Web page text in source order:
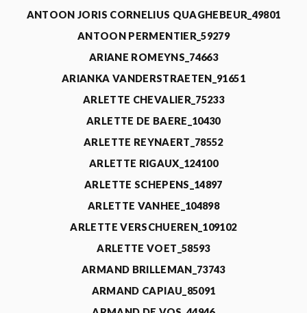
ANTOON JORIS CORNELIUS QUAGHEBEUR_49801
ANTOON PERMENTIER_59279
ARIANE ROMEYNS_74663
ARIANKA VANDERSTRAETEN_91651
ARLETTE CHEVALIER_75233
ARLETTE DE BAERE_10430
ARLETTE REYNAERT_78552
ARLETTE RIGAUX_124100
ARLETTE SCHEPENS_14897
ARLETTE VANHEE_104898
ARLETTE VERSCHUEREN_109102
ARLETTE VOET_58593
ARMAND BRILLEMAN_73743
ARMAND CAPIAU_85091